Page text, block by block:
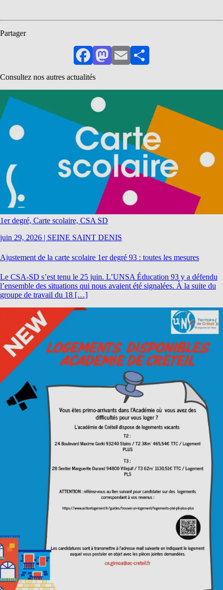
Partager
FacebookMastodon
EmailPartager
Consultez nos autres actualités
1er degré, Carte scolaire, CSA SD
juin 29, 2026 | SEINE SAINT DENIS
Ajustement de la carte scolaire 1er degré 93 : toutes les mesures
Le CSA-SD s’est tenu le 25 juin. L’UNSA Éducation 93 y a défendu
l’ensemble des situations qui nous avaient été signalées. À la suite du
groupe de travail du 18 […]